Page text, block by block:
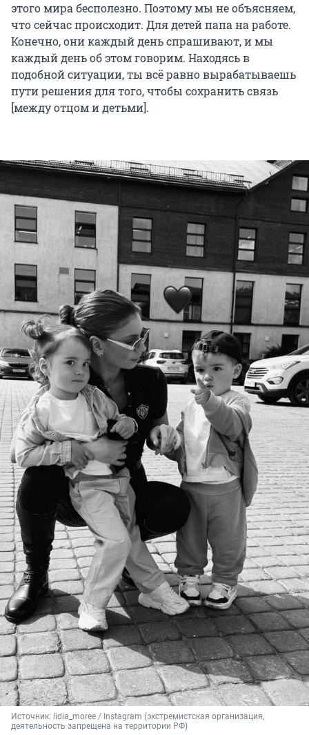
этого мира бесполезно. Поэтому мы не объясняем,
что сейчас происходит. Для детей папа на работе.
Конечно, они каждый день спрашивают, и мы
каждый день об этом говорим. Находясь в
подобной ситуации, ты всё равно вырабатываешь
пути решения для того, чтобы сохранить связь
[между отцом и детьми].
Источник: lidia_moree / Instagram (экстремистская организация,
деятельность запрещена на территории РФ)